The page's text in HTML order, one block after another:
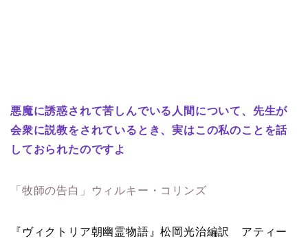
悪魔に誘惑されて苦しんでいる人間について、先生が
会衆に説教をされているとき、実は この私のことを話
しておられたのですよ
「牧師の告白」ウィルキー・コリンズ
『ヴィクトリア朝幽霊物語』松岡光治編訳 アティー